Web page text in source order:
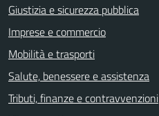
Giustizia e sicurezza pubblica
Imprese e commercio
Mobilità e trasporti
Salute, benessere e assistenza
Tributi, finanze e contravvenzioni